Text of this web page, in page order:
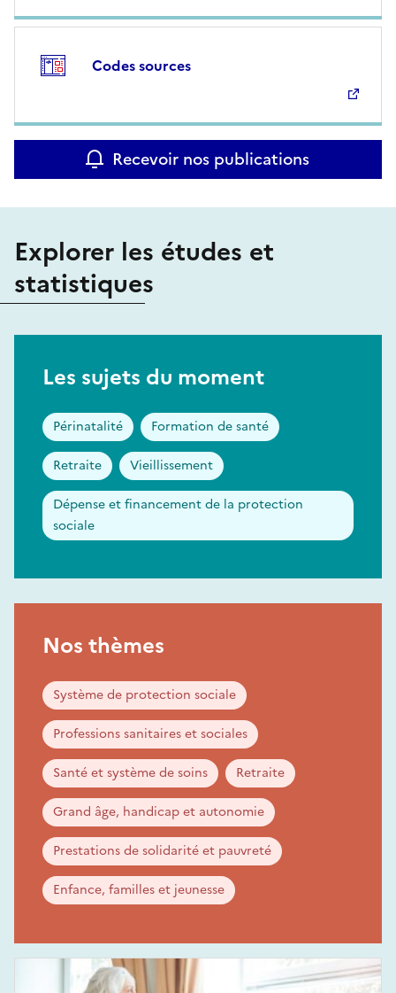
Codes sources
Recevoir nos publications
Explorer les études et
statistiques
Les sujets du moment
Périnatalité Formation de santé
Retraite Vieillissement
Dépense et financement de la protection
sociale
Nos thèmes
Système de protection sociale
Professions sanitaires et sociales
Santé et système de soins Retraite
Grand âge, handicap et autonomie
Prestations de solidarité et pauvreté
Enfance, familles et jeunesse